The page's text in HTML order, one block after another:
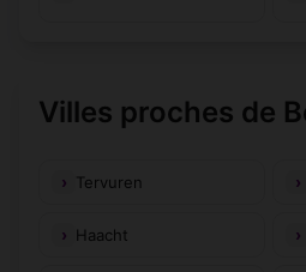
Villes proches de
Tervuren
Haacht